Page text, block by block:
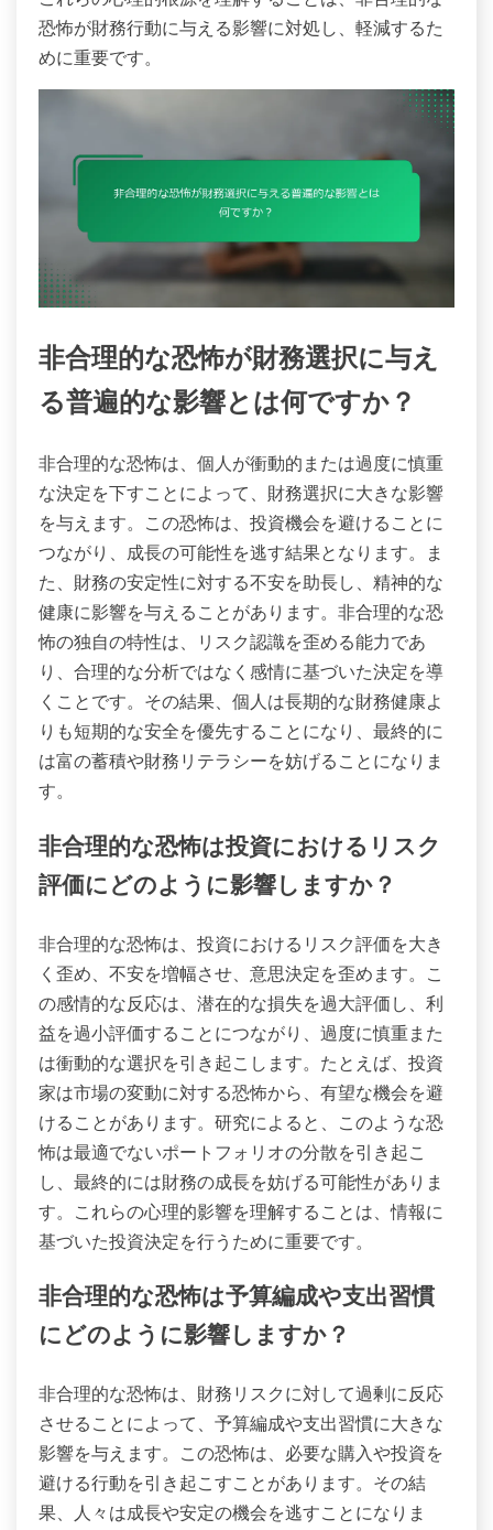
恐怖が財務行動に与える影響に対処し、軽減するた
めに重要です。
非合理的な恐怖が財務選択に与え
る普遍的な影響とは何ですか？
非合理的な恐怖は、個人が衝動的または過度に慎重
な決定を下すことによって、財務選択に大きな影響
を与えます。この恐怖は、投資機会を避けることに
つながり、成長の可能性を逃す結果となります。ま
た、財務の安定性に対する不安を助長し、精神的な
健康に影響を与えることがあります。非合理的な恐
怖の独自の特性は、リスク認識を歪める能力であ
り、合理的な分析ではなく感情に基づいた決定を導
くことです。その結果、個人は長期的な財務健康よ
りも短期的な安全を優先することになり、最終的に
は富の蓄積や財務リテラシーを妨げることになりま
す。
非合理的な恐怖は投資におけるリスク
評価にどのように影響しますか？
非合理的な恐怖は、投資におけるリスク評価を大き
く歪め、不安を増幅させ、意思決定を歪めます。こ
の感情的な反応は、潜在的な損失を過大評価し、利
益を過小評価することにつながり、過度に慎重また
は衝動的な選択を引き起こします。たとえば、投資
家は市場の変動に対する恐怖から、有望な機会を避
けることがあります。研究によると、このような恐
怖は最適でないポートフォリオの分散を引き起こ
し、最終的には財務の成長を妨げる可能性がありま
す。これらの心理的影響を理解することは、情報に
基づいた投資決定を行うために重要です。
非合理的な恐怖は予算編成や支出習慣
にどのように影響しますか？
非合理的な恐怖は、財務リスクに対して過剰に反応
させることによって、予算編成や支出習慣に大きな
影響を与えます。この恐怖は、必要な購入や投資を
避ける行動を引き起こすことがあります。その結
果、人々は成長や安定の機会を逃すことになりま